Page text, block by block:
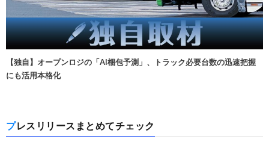
【独自】オープンロジの「AI梱包予測」、トラック必要台数の迅速把握
にも活用本格化
プレスリリースまとめてチェック